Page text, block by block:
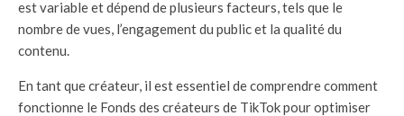
est variable et dépend de plusieurs facteurs, tels que le
nombre de vues, l’engagement du public et la qualité du
contenu.
En tant que créateur, il est essentiel de comprendre comment
fonctionne le Fonds des créateurs de TikTok pour optimiser